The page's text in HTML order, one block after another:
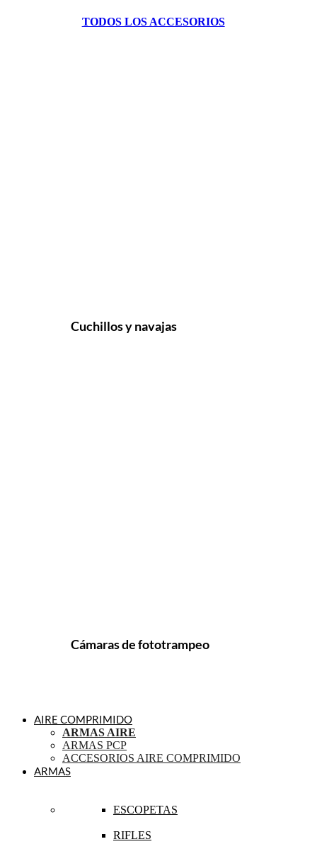
TODOS LOS ACCESORIOS
Cuchillos y navajas
Cámaras de fototrampeo
AIRE COMPRIMIDO
ARMAS AIRE
ARMAS PCP
ACCESORIOS AIRE COMPRIMIDO
ARMAS
ESCOPETAS
RIFLES